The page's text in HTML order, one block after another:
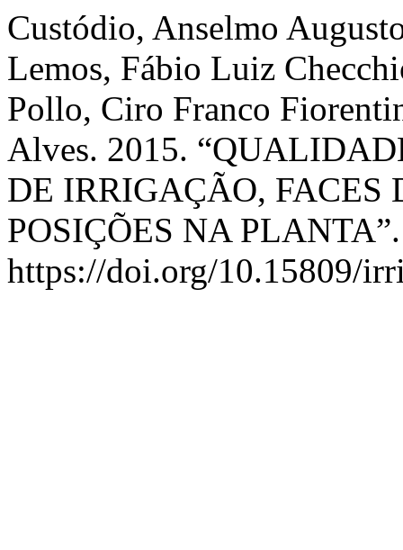
Custódio, Anselmo
Lemos, Fábio Luiz
Pollo, Ciro Franco
Alves. 2015.
DE IRRIGAÇÃO, FACES
POSIÇÕES NA
https://doi.org/10.15809/